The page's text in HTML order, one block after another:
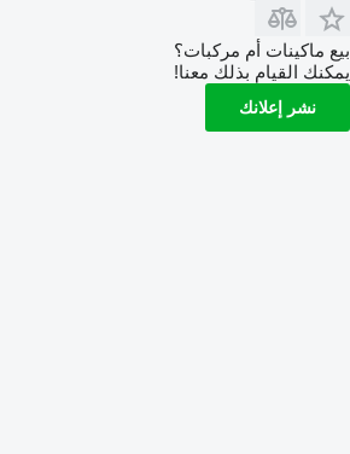
بيع ماكينات أم مركبات؟
يمكنك القيام بذلك معنا!
نشر إعلانك